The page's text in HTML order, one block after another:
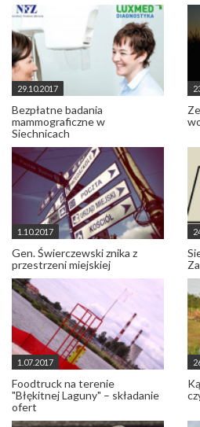
29.10.2017
Bezpłatne badania
mammograficzne w
Siechnicach
1.10.2017
Gen. Świerczewski znika z
przestrzeni miejskiej
1.07.2017
Foodtruck na terenie
"Błękitnej Laguny" – składanie
ofert